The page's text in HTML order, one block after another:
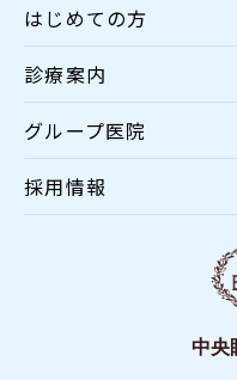
はじめての方
診療案内
グループ医院
採用情報
中央